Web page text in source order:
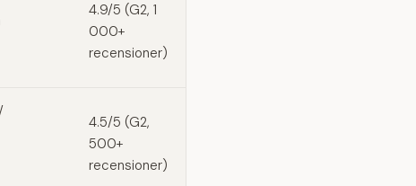
4.9/5 (G2, 1
000+
recensioner)
4.5/5 (G2,
500+
recensioner)